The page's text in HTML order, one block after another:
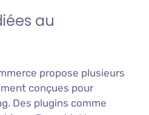
au
propose plusieurs
conçues pour
Des plugins comme